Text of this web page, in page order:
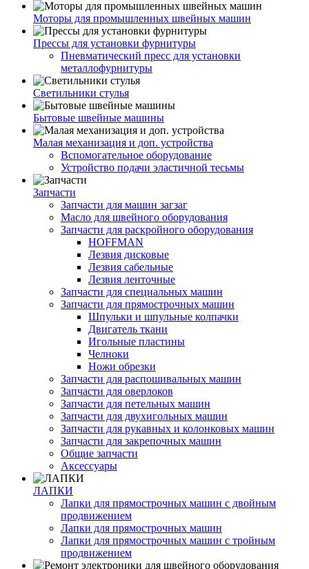
Моторы для промышленных швейных машин
Прессы для установки фурнитуры
Пневматический пресс для установки
металлофурнитуры
Светильники стулья
Бытовые швейные машины
Малая механизация и доп. устройства
Вспомогательное оборудование
Устройство подачи эластичной тесьмы
Запчасти
Запчасти для машин загзаг
Масло для швейного оборудования
Запчасти для раскройного оборудования
HOFFMAN
Лезвия дисковые
Лезвия сабельные
Лезвия ленточные
Запчасти для специальных машин
Запчасти для прямострочных машин
Шпульки и шпульные колпачки
Двигатель ткани
Игольные пластины
Челноки
Ножи обрезки
Запчасти для распошивальных машин
Запчасти для оверлоков
Запчасти для петельных машин
Запчасти для двухигольных машин
Запчасти для рукавных и колонковых машин
Запчасти для закрепочных машин
Общие запчасти
Аксессуары
ЛАПКИ
Лапки для прямострочных машин с двойным
продвижением
Лапки для прямострочных машин
Лапки для прямострочных машин с тройным
продвижением